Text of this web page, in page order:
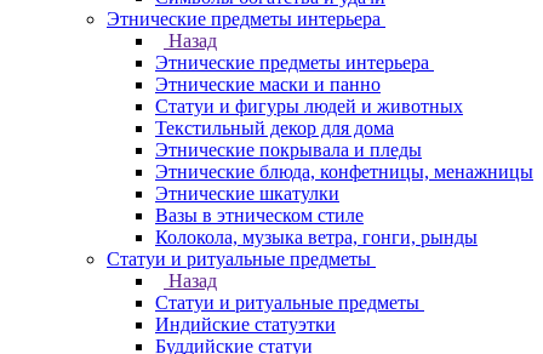
Этнические предметы интерьера
Назад
Этнические предметы интерьера
Этнические маски и панно
Статуи и фигуры людей и животных
Текстильный декор для дома
Этнические покрывала и пледы
Этнические блюда, конфетницы, менажницы
Этнические шкатулки
Вазы в этническом стиле
Колокола, музыка ветра, гонги, рынды
Статуи и ритуальные предметы
Назад
Статуи и ритуальные предметы
Индийские статуэтки
Буддийские статуи